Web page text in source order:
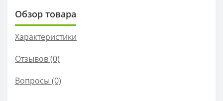
Обзор товара
Характеристики
Отзывов (0)
Вопросы (0)